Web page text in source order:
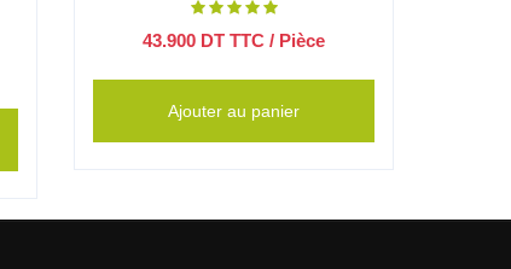
43.900 DT TTC / Pièce
Ajouter au panier